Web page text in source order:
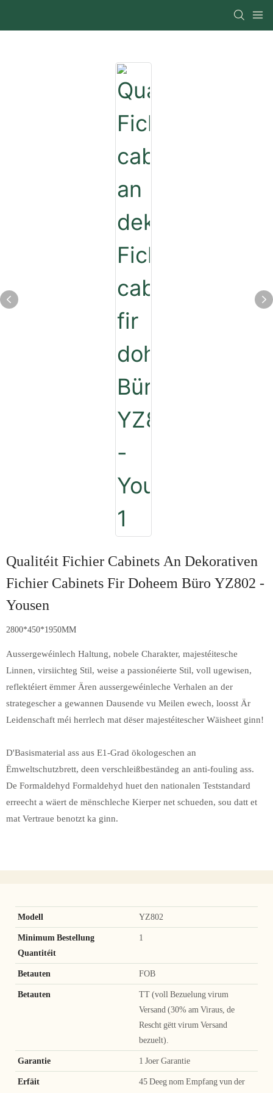
Qualitéit Fichier Cabinets An Dekorativen
Fichier Cabinets Fir Doheem Büro YZ802 -
Yousen
2800*450*1950MM
Aussergewéinlech Haltung, nobele Charakter, majestéitesche
Linnen, virsiichteg Stil, weise a passionéierte Stil, voll ugewisen,
reflektéiert ëmmer Ären aussergewéinleche Verhalen an der
strategescher a gewannen Dausende vu Meilen ewech, loosst Är
Leidenschaft méi herrlech mat dëser majestéitescher Wäisheet ginn!
D'Basismaterial ass aus E1-Grad ökologeschen an
Ëmweltschutzbrett, deen verschleißbeständeg an anti-fouling ass.
De Formaldehyd Formaldehyd huet den nationalen Teststandard
erreecht a wäert de mënschleche Kierper net schueden, sou datt et
mat Vertraue benotzt ka ginn.
Modell YZ802
Minimum Bestellung
Quantitéit
1
Betauten FOB
Betauten
TT (voll Bezuelung virum
Versand (30% am Viraus, de
Rescht gëtt virum Versand
bezuelt).
Garantie 1 Joer Garantie
Erfäit
45 Deeg nom Empfang vun der